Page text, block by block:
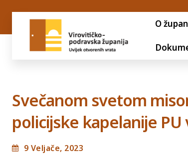
O
Svečanom svetom
policijske kapelanije
9 Veljače, 2023